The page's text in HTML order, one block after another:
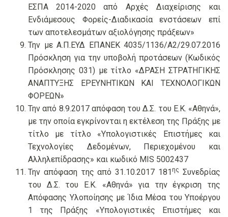
ΕΣΠΑ 2014-2020 από Αρχές Διαχείρισης και
Ενδιάμεσους Φορείς-Διαδικασία ενστάσεων επί
των αποτελεσμάτων αξιολόγησης πράξεων»
Την με Α.Π.ΕΥΔ ΕΠΑΝΕΚ 4035/1136/Α2/29.07.2016
Πρόσκληση για την υποβολή προτάσεων (Κωδικός
Πρόσκλησης 031) με τίτλο «ΔΡΑΣΗ ΣΤΡΑΤΗΓΙΚΗΣ
ΑΝΑΠΤΥΞΗΣ ΕΡΕΥΝΗΤΙΚΩΝ ΚΑΙ ΤΕΧΝΟΛΟΓΙΚΩΝ
ΦΟΡΕΩΝ»
Την από 8.9.2017 απόφαση του Δ.Σ. του Ε.Κ. «Αθηνά»,
με την οποία εγκρίνονται η εκτέλεση της Πράξης με
τίτλο με τίτλο «Υπολογιστικές Επιστήμες και
Τεχνολογίες Δεδομένων, Περιεχομένου και
Αλληλεπίδρασης» και κωδικό MIS 5002437
Την απόφαση της από 31.10.2017 181ης Συνεδρίας
του Δ.Σ. του Ε.Κ. «Αθηνά» για την έγκριση της
Απόφασης Υλοποίησης με Ίδια Μέσα του Υποέργου
1 της Πράξης «Υπολογιστικές Επιστήμες και